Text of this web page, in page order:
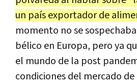
un país exportador de
momento no se
bélico en Europa, pero ya
el mundo de la post
condiciones del mercado